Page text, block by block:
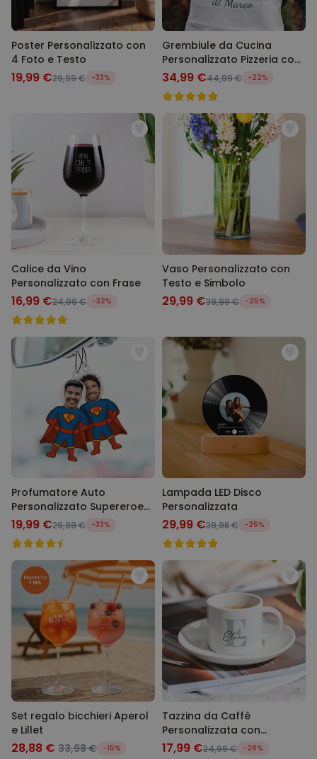
Poster Personalizzato con
4 Foto e Testo
19,99 €29,99 € -33%
Grembiule da Cucina
Personalizzato Pizzeria con
Viso
34,99 €44,99 € -22%
Calice da Vino
Personalizzato con Frase
16,99 €24,99 € -32%
Vaso Personalizzato con
Testo e Simbolo
29,99 €39,99 € -25%
Profumatore Auto
Personalizzato Supereroe
con Faccia Set da 2
19,99 €29,99 € -33%
Lampada LED Disco
Personalizzata
29,99 €39,98 € -25%
Set regalo bicchieri Aperol
e Lillet
28,88 € 33,98 € -15%
Tazzina da Caffè
Personalizzata con
Monogramma
17,99 €24,99 € -28%